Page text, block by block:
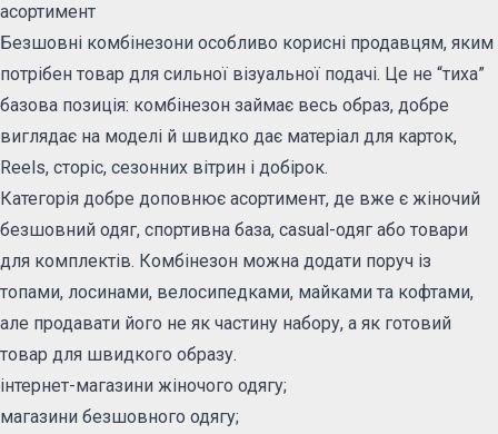
асортимент
Безшовні комбінезони особливо корисні продавцям, яким
потрібен товар для сильної візуальної подачі. Це не “тиха”
базова позиція: комбінезон займає весь образ, добре
виглядає на моделі й швидко дає матеріал для карток,
Reels, сторіс, сезонних вітрин і добірок.
Категорія добре доповнює асортимент, де вже є жіночий
безшовний одяг, спортивна база, casual-одяг або товари
для комплектів. Комбінезон можна додати поруч із
топами, лосинами, велосипедками, майками та кофтами,
але продавати його не як частину набору, а як готовий
товар для швидкого образу.
інтернет-магазини жіночого одягу;
магазини безшовного одягу;